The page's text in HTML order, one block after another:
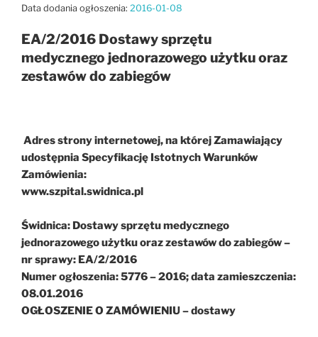
Data dodania ogłoszenia: 2016-01-08
EA/2/2016 Dostawy sprzętu
medycznego jednorazowego użytku oraz
zestawów do zabiegów
Adres strony internetowej, na której Zamawiający
udostępnia Specyfikację Istotnych Warunków
Zamówienia:
www.szpital.swidnica.pl
Świdnica: Dostawy sprzętu medycznego
jednorazowego użytku oraz zestawów do zabiegów –
nr sprawy: EA/2/2016
Numer ogłoszenia: 5776 – 2016; data zamieszczenia:
08.01.2016
OGŁOSZENIE O ZAMÓWIENIU – dostawy